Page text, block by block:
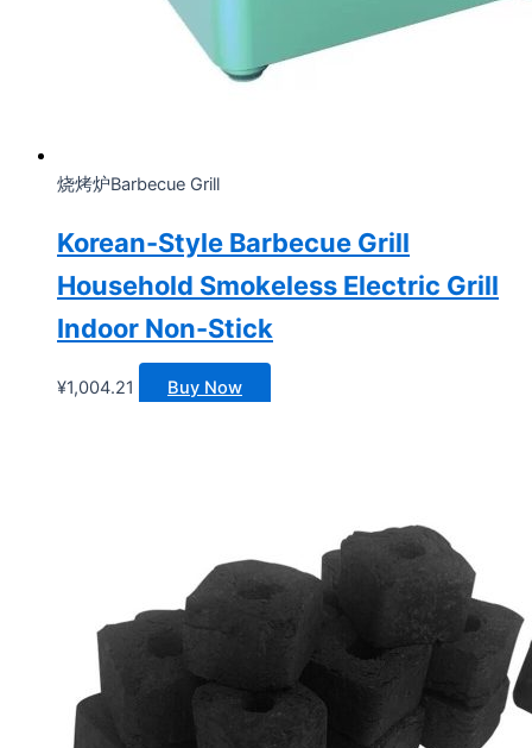
烧烤炉Barbecue Grill
Korean-Style Barbecue Grill
Household Smokeless Electric Grill
Indoor Non-Stick
¥1,004.21 Buy Now